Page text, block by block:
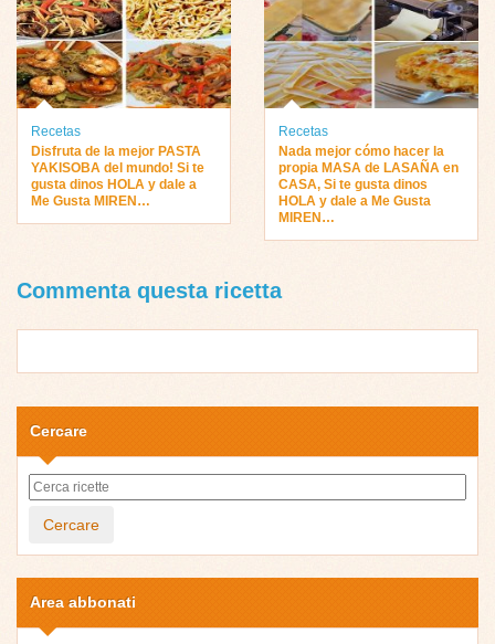
Recetas
Disfruta de la mejor PASTA
YAKISOBA del mundo! Si te
gusta dinos HOLA y dale a
Me Gusta MIREN…
Recetas
Nada mejor cómo hacer la
propia MASA de LASAÑA en
CASA, Si te gusta dinos
HOLA y dale a Me Gusta
MIREN…
Commenta questa ricetta
Cercare
Cercare
Area abbonati